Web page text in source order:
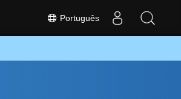
Português